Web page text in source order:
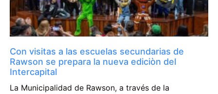
Con visitas a las escuelas secundarias de
Rawson se prepara la nueva ediciòn del
Intercapital
La Municipalidad de Rawson, a través de la